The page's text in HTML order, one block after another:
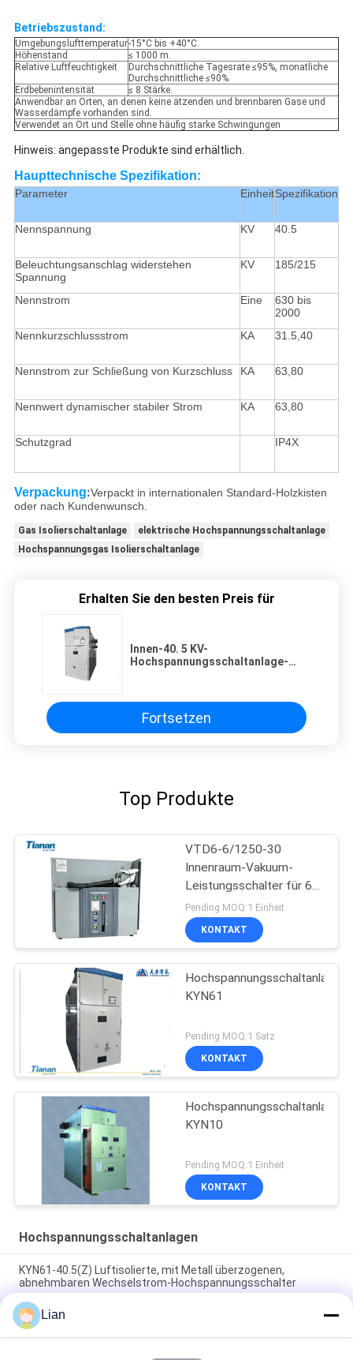
Betriebszustand:
Umgebungslufttemperatur-15°C bis +40°C.
Höhenstand
≤ 1000 m.
Relative Luftfeuchtigkeit
Durchschnittliche Tagesrate ≤95%, monatliche
Durchschnittliche ≤90%.
Erdbebenintensität
≤ 8 Stärke.
Anwendbar an Orten, an denen keine ätzenden und brennbaren Gase und
Wasserdämpfe vorhanden sind.
Verwendet an Ort und Stelle ohne häufig starke Schwingungen
Hinweis: angepasste Produkte sind erhältlich.
Haupttechnische Spezifikation:
Parameter EinheitSpezifikation
Nennspannung KV 40.5
Beleuchtungsanschlag widerstehen
Spannung
KV 185/215
Nennstrom Eine
630 bis
2000
Nennkurzschlussstrom
KA 31.5,40
Nennstrom zur Schließung von Kurzschluss KA 63,80
Nennwert dynamischer stabiler Strom KA 63,80
Schutzgrad IP4X
Verpackung:Verpackt in internationalen Standard-Holzkisten
oder nach Kundenwunsch.
Gas Isolierschaltanlage
elektrische Hochspannungsschaltanlage
Hochspannungsgas Isolierschaltanlage
Erhalten Sie den besten Preis für
Innen-40. 5 KV-
Hochspannungsschaltanlage-
Fortsetzen
Top Produkte
VTD6-6/1250-30
Innenraum-Vakuum-
Leistungsschalter für 6-
kV-
Stromversorgungssysteme
bei 50/60 Hz
Pending MOQ:1 Einheit
KONTAKT
Hochspannungsschaltanlage
KYN61
Pending MOQ:1 Satz
KONTAKT
Hochspannungsschaltanlage
KYN10
Pending MOQ:1 Einheit
KONTAKT
Hochspannungsschaltanlagen
KYN61-40.5(Z) Luftisolierte, mit Metall überzogenen,
abnehmbaren Wechselstrom-Hochspannungsschalter
33Kv/36Kv/40.5Kv gasisolierte SF6-
Hochspannungsschaltanlage mit 630A Nennstrom für
Innenräume RMU-Schaltanlage
Lian